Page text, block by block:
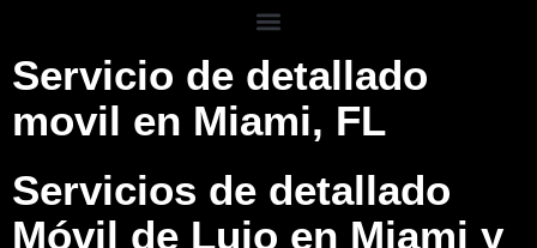
Servicio de detallado
movil en Miami, FL
Servicios de detallado
Móvil de Lujo en Miami y